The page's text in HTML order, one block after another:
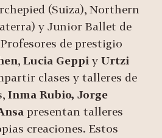
(Suiza), Northern
y Junior Ballet de
de prestigio
, Lucia Geppi y Urtzi
clases y talleres de
Inma Rubio, Jorge
presentan talleres
creaciones. Estos